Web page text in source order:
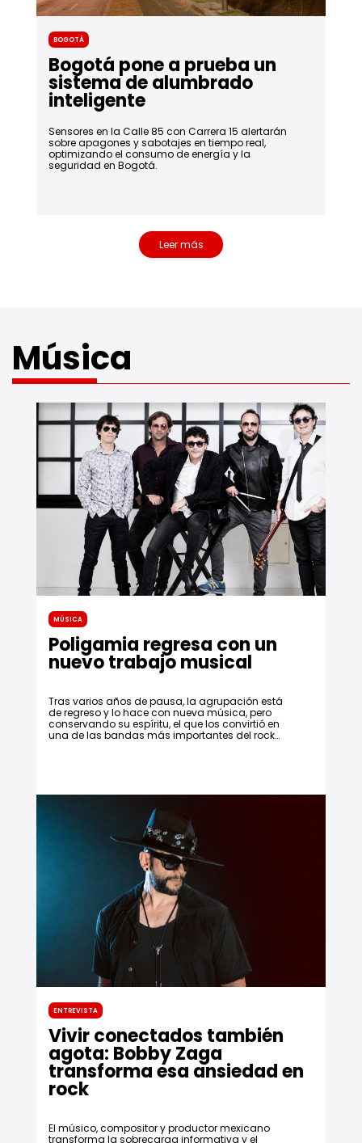
Bogotá
Bogotá pone a prueba un
sistema de alumbrado
inteligente
Sensores en la Calle 85 con Carrera 15 alertarán
sobre apagones y sabotajes en tiempo real,
optimizando el consumo de energía y la
seguridad en Bogotá.
Leer más noticias de actualidad
Música
Música
Poligamia regresa con un
nuevo trabajo musical
Tras varios años de pausa, la agrupación está
de regreso y lo hace con nueva música, pero
conservando su espíritu, el que los convirtió en
una de las bandas más importantes del rock
Entrevista
Vivir conectados también
agota: Bobby Zaga
transforma esa ansiedad en
rock
El músico, compositor y productor mexicano
transforma la sobrecarga informativa y el